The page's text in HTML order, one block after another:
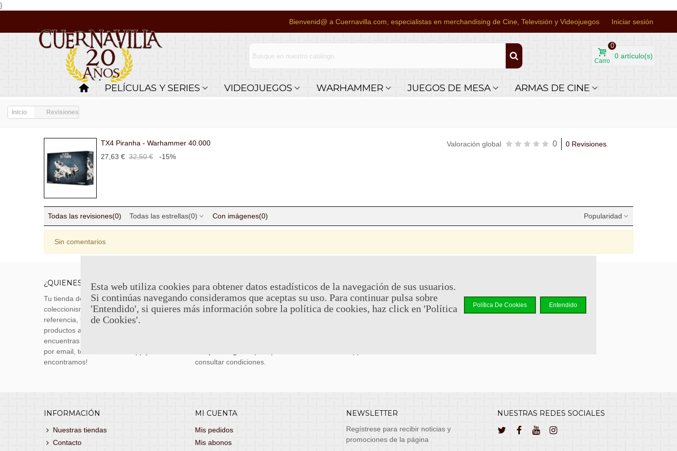
}
Bienvenid@ a Cuernavilla.com, especialistas en merchandising de Cine, Televisión y Videojuegos Iniciar sesión
Carro
0
0 artículo(s)
PELÍCULAS Y SERIES VIDEOJUEGOS WARHAMMER JUEGOS DE MESA ARMAS DE CINE
Inicio Revisiones
TX4 Piranha - Warhammer 40.000
27,63 € 32,50 € -15%
Valoración global 0 0 Revisiones
Todas las revisiones(0) Todas las estrellas(0) Con imágenes(0) Popularidad
Sin comentarios
¿QUIENES SOMOS?
Tu tienda de merchandising, artículos de
coleccionismo y réplicas históricas de
referencia, tenemos una gran variedad de
productos a los mejores precios. Si no
encuentras lo que buscas, danos un toque
por email, teléfono o Whatsapp y te lo
encontramos!
ENVÍOS Y DEVOLUCIONES
Envíos muy económicos en 24h a través de diversos
transportistas, entrega de lunes a viernes no festivos, si
consultar condiciones.
Teléfono y Whatsapp +34 644 110 737
email: atencionalcliente@cuernavilla.com
INFORMACIÓN
Nuestras tiendas
Contacto
MI CUENTA
Mis pedidos
Mis abonos
NEWSLETTER
Regístrese para recibir noticias y
promociones de la página
NUESTRAS REDES SOCIALES
Esta web utiliza cookies para obtener datos estadísticos de la navegación de sus usuarios.
Si continúas navegando consideramos que aceptas su uso. Para continuar pulsa sobre
'Entendido', si quieres más información sobre la política de cookies, haz click en 'Política
de Cookies'.
Política De Cookies Entendido